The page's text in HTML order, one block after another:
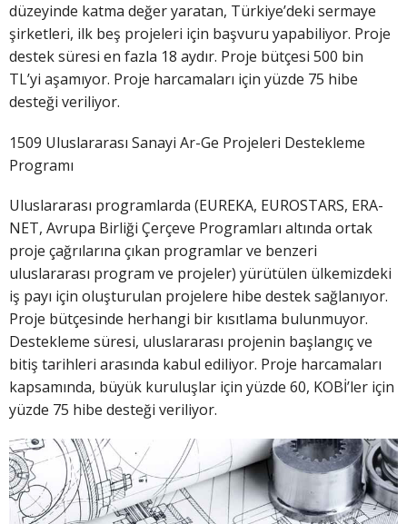
düzeyinde katma değer yaratan, Türkiye’deki sermaye
şirketleri, ilk beş projeleri için başvuru yapabiliyor. Proje
destek süresi en fazla 18 aydır. Proje bütçesi 500 bin
TL’yi aşamıyor. Proje harcamaları için yüzde 75 hibe
desteği veriliyor.
1509 Uluslararası Sanayi Ar-Ge Projeleri Destekleme
Programı
Uluslararası programlarda (EUREKA, EUROSTARS, ERA-
NET, Avrupa Birliği Çerçeve Programları altında ortak
proje çağrılarına çıkan programlar ve benzeri
uluslararası program ve projeler) yürütülen ülkemizdeki
iş payı için oluşturulan projelere hibe destek sağlanıyor.
Proje bütçesinde herhangi bir kısıtlama bulunmuyor.
Destekleme süresi, uluslararası projenin başlangıç ve
bitiş tarihleri arasında kabul ediliyor. Proje harcamaları
kapsamında, büyük kuruluşlar için yüzde 60, KOBİ’ler için
yüzde 75 hibe desteği veriliyor.